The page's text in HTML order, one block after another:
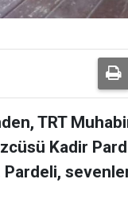
TRT
Kadir
Pardeli,